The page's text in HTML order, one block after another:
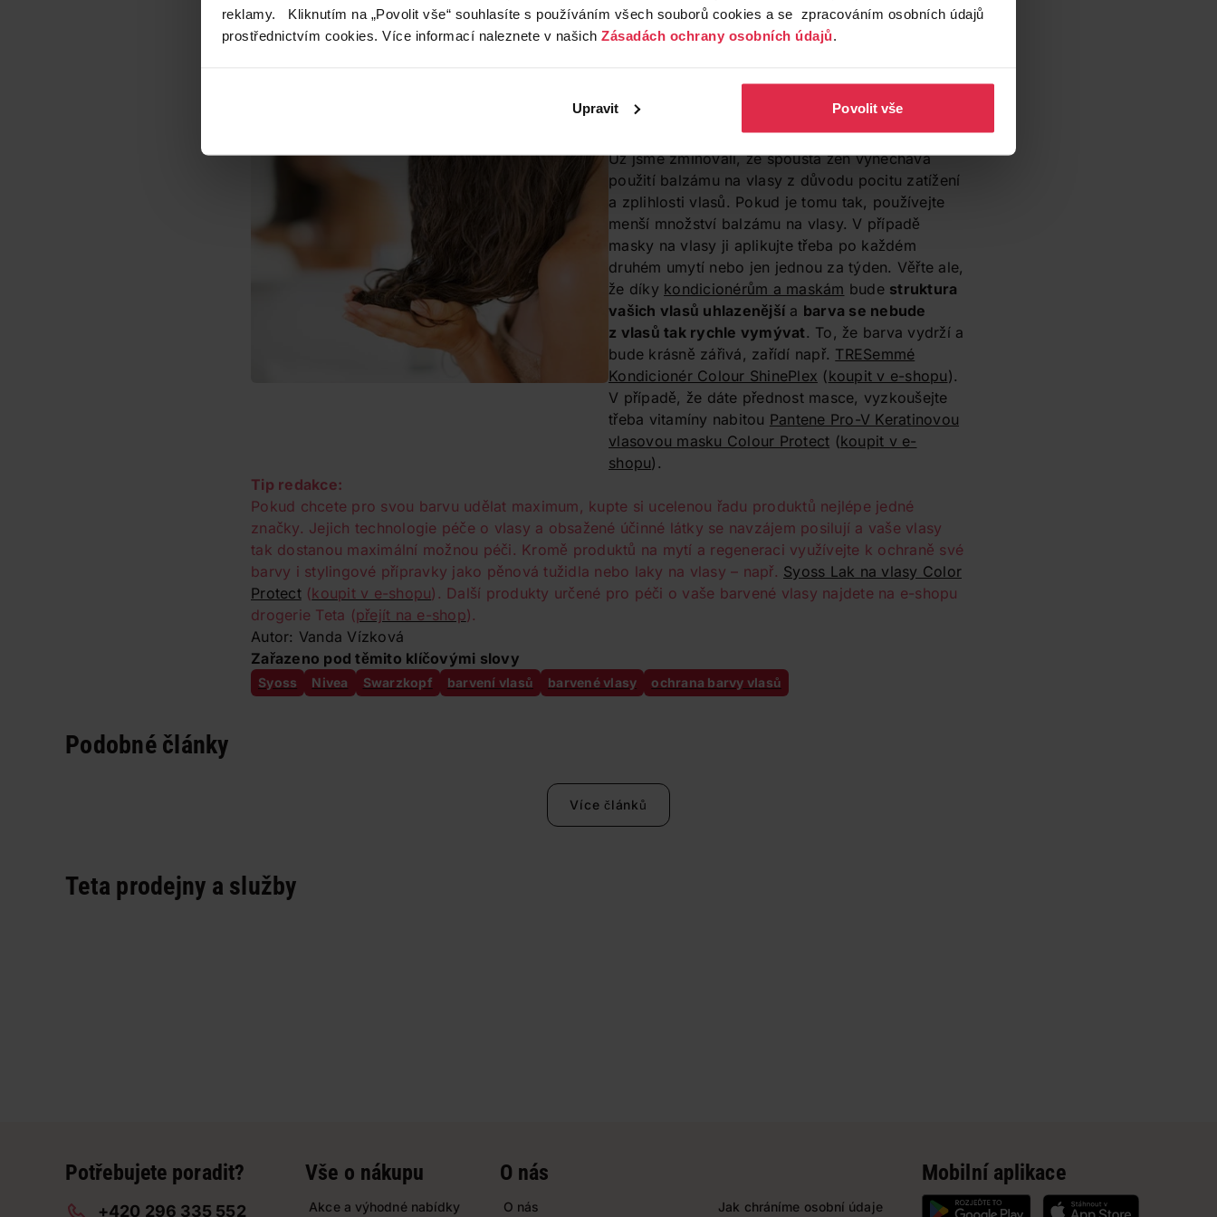
reklamy. Kliknutím na „Povolit vše“ souhlasíte s používáním všech souborů cookies a se zpracováním osobních údajů
prostřednictvím cookies. Více informací naleznete v našich Zásadách ochrany osobních údajů.
Upravit Povolit vše
šampon vlasy nejen hloubkově vyživuje, aledisponujetakéchytrou technologií, která napomáhá co
nejdelší výdrži barvy ve vlasu. Např.NIVEA Pečující šampon Color Protect( koupit v e-shopu
UV filtry zabraňují blednutí barvy
způsobené slunečním zářením. Díky tomu vám barva vydrží krásná až 2x déle.
5. Jen šampon nestačí
Už jsme zmiňovali, že spousta žen vynechává
použití balzámu na vlasy z důvodu pocitu zatížení
a zplihlosti vlasů. Pokud je tomu tak, používejte
menší množství balzámu na vlasy. V případě
masky na vlasy ji aplikujte třeba po každém
druhém umytí nebo jen jednou za týden. Věřte ale,
že díky kondicionérům a maskám bude struktura
vašich vlasů uhlazenější a barva se nebude
z vlasů tak rychle vymývat. To, že barva vydrží a
bude krásně zářivá, zařídí např. TRESemmé
Kondicionér Colour ShinePlex (koupit v e-shopu).
V případě, že dáte přednost masce, vyzkoušejte
třeba vitamíny nabitou Pantene Pro-V Keratinovou
vlasovou masku Colour Protect (koupit v e-
shopu).
Tip redakce:
Pokud chcete pro svou barvu udělat maximum, kupte si ucelenou řadu produktů nejlépe jedné
značky. Jejich technologie péče o vlasy a obsažené účinné látky se navzájem posilují a vaše vlasy
tak dostanou maximální možnou péči. Kromě produktů na mytí a regeneraci využívejte k ochraně své
barvy i stylingové přípravky jako pěnová tužidla nebo laky na vlasy – např. Syoss Lak na vlasy Color
Protect(koupit v e-shopu). Další produkty určené pro péči o vaše barvené vlasy najdete na e-shopu
drogerie Teta (přejít na e-shop).
Autor: Vanda Vízková
Zařazeno pod těmito klíčovými slovy
Syoss Nivea Swarzkopf barvení vlasů barvené vlasy ochrana barvy vlasů
Podobné články
Více článků
Teta prodejny a služby
Potřebujete poradit?
+420 296 335 552
Vše o nákupu
Akce a výhodné nabídky
O nás
O nás Jak chráníme osobní údaje
Mobilní aplikace